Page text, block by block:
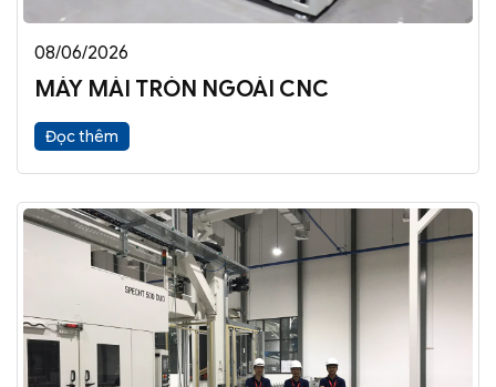
08/06/2026
MÁY MÀI TRÒN NGOÀI CNC
Đọc thêm